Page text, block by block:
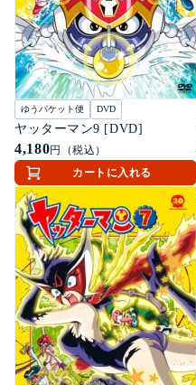
ゆうパケット便 DVD
ヤッターマン9 [DVD]
4,180円（税込）
カートに入れる